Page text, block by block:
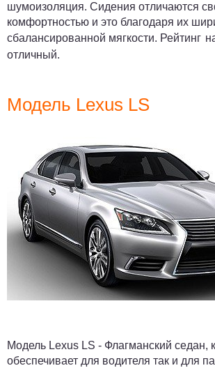
шумоизоляция. Сидения отличаются
комфортностью и это благодаря их
сбалансированной мягкости. Рейтинг
отличный.
Модель Lexus LS
Модель Lexus LS - Флагманский седан,
обеспечивает для водителя так и для